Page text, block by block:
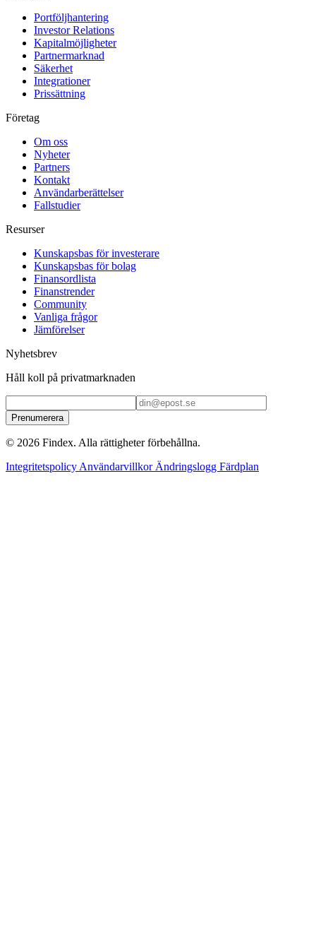
Portföljhantering
Investor Relations
Kapitalmöjligheter
Partnermarknad
Säkerhet
Integrationer
Prissättning
Företag
Om oss
Nyheter
Partners
Kontakt
Användarberättelser
Fallstudier
Resurser
Kunskapsbas för investerare
Kunskapsbas för bolag
Finansordlista
Finanstrender
Community
Vanliga frågor
Jämförelser
Nyhetsbrev
Håll koll på privatmarknaden
Prenumerera
© 2026 Findex. Alla rättigheter förbehållna.
Integritetspolicy Användarvillkor Ändringslogg Färdplan